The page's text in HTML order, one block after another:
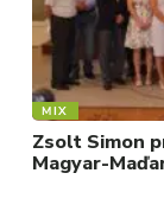
MIX
Zsolt Simon
Magyar-